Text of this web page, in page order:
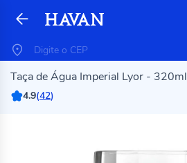
Taça de Água Imperial Lyor - 320ml
4.9(42)